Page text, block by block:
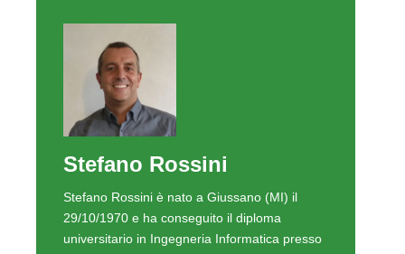
Stefano Rossini
Stefano Rossini è nato a Giussano (MI) il
29/10/1970 e ha conseguito il diploma
universitario in Ingegneria Informatica presso
il Politecnico di Torino. Ha maturato più di
venti anni di esperienza in diversi progetti
IT Program Manager, Project Manager &
Software Architect presso importanti gruppi
bancari, pubblica sanità, pubblica